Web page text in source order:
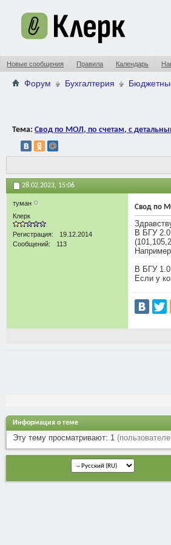
Новые сообщения Правила Календарь
Форум Бухгалтерия
Тема: Свод по МОЛ, по счетам, с
28.02.2023, 15:06
туман
Клерк
Регистрация
19.12.2014
Сообщений
113
Свод по
В БГУ 2.0
В БГУ 1.0
Если у
Информация о теме
Эту тему просматривают: 1